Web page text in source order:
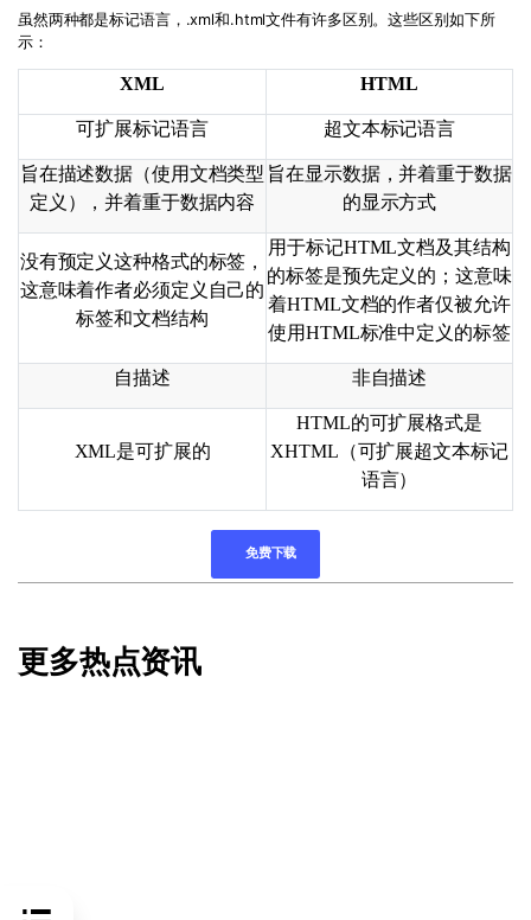
虽然两种都是标记语言，.xml和.html文件有许多区别。这些区别如下所
示：
XML HTML
可扩展标记语言 超文本标记语言
旨在描述数据（使用文档类型
定义），并着重于数据内容
旨在显示数据，并着重于数据
的显示方式
没有预定义这种格式的标签，
这意味着作者必须定义自己的
标签和文档结构
用于标记HTML文档及其结构
的标签是预先定义的；这意味
着HTML文档的作者仅被允许
使用HTML标准中定义的标签
自描述 非自描述
XML是可扩展的
HTML的可扩展格式是
XHTML （可扩展超文本标记
语言）
免费下载
更多热点资讯